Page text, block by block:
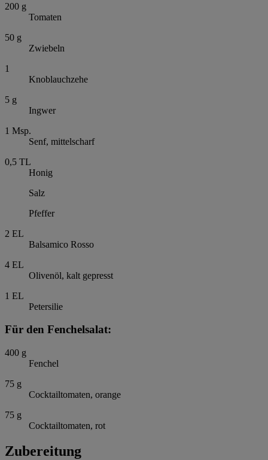
200 g
Tomaten
50 g
Zwiebeln
1
Knoblauchzehe
5 g
Ingwer
1 Msp.
Senf, mittelscharf
0,5 TL
Honig
Salz
Pfeffer
2 EL
Balsamico Rosso
4 EL
Olivenöl, kalt gepresst
1 EL
Petersilie
Für den Fenchelsalat:
400 g
Fenchel
75 g
Cocktailtomaten, orange
75 g
Cocktailtomaten, rot
Zubereitung